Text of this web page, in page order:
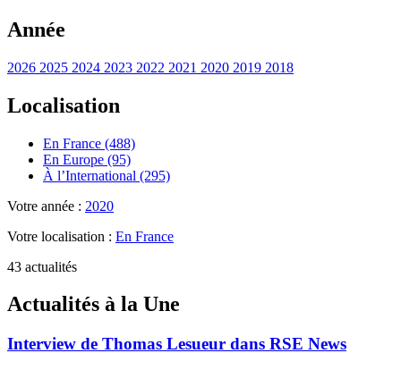
Année
2026 2025 2024 2023 2022 2021 2020 2019 2018
Localisation
En France (488)
En Europe (95)
À l’International (295)
Votre année : 2020
Votre localisation : En France
43 actualités
Actualités à la Une
Interview de Thomas Lesueur dans RSE News